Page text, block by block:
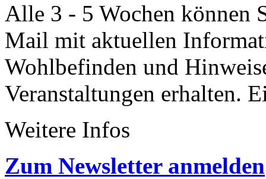
Alle 3 - 5 Wochen können
Mail mit aktuellen
Wohlbefinden und
Veranstaltungen erhalten.
Weitere Infos
Zum Newsletter anmelden